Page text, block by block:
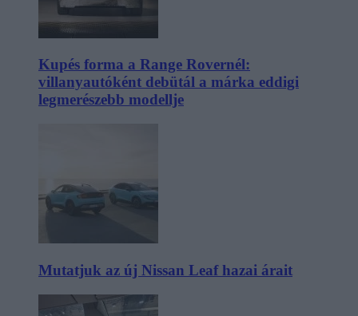
Kupés forma a Range Rovernél:
villanyautóként debütál a márka eddigi
legmerészebb modellje
Mutatjuk az új Nissan Leaf hazai árait